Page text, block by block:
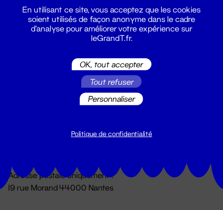
Du lundi au vendredi 14h → 18h
Adresse postale uniquement :
19 rue Morand 44000 Nantes
En utilisant ce site, vous acceptez que les cookies
soient utilisés de façon anonyme dans le cadre
d'analyse pour améliorer votre expérience sur
leGrandT.fr.
OK, tout accepter
Tout refuser
Personnaliser
Politique de confidentialité